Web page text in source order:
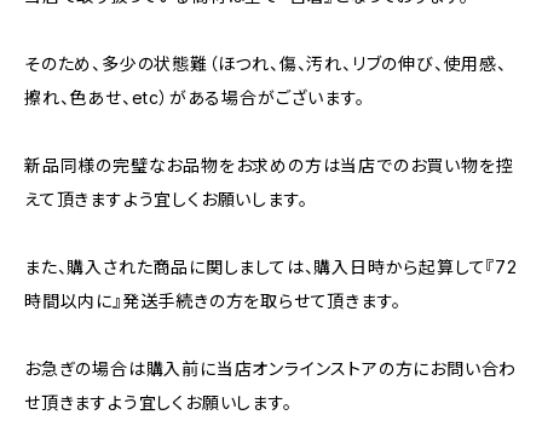
そのため、多少の状態難（ほつれ、傷、汚れ、リブの伸び、使用感、
擦れ、色あせ、etc）がある場合がございます。
新品同様の完璧なお品物をお求めの方は当店でのお買い物を控
えて頂きますよう宜しくお願いします。
また、購入された商品に関しましては、購入日時から起算して『72
時間以内に』発送手続きの方を取らせて頂きます。
お急ぎの場合は購入前に当店オンラインストアの方にお問い合わ
せ頂きますよう宜しくお願いします。